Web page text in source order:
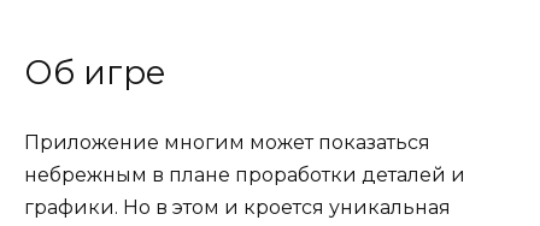
Об игре
Приложение многим может показаться
небрежным в плане проработки деталей и
графики. Но в этом и кроется уникальная